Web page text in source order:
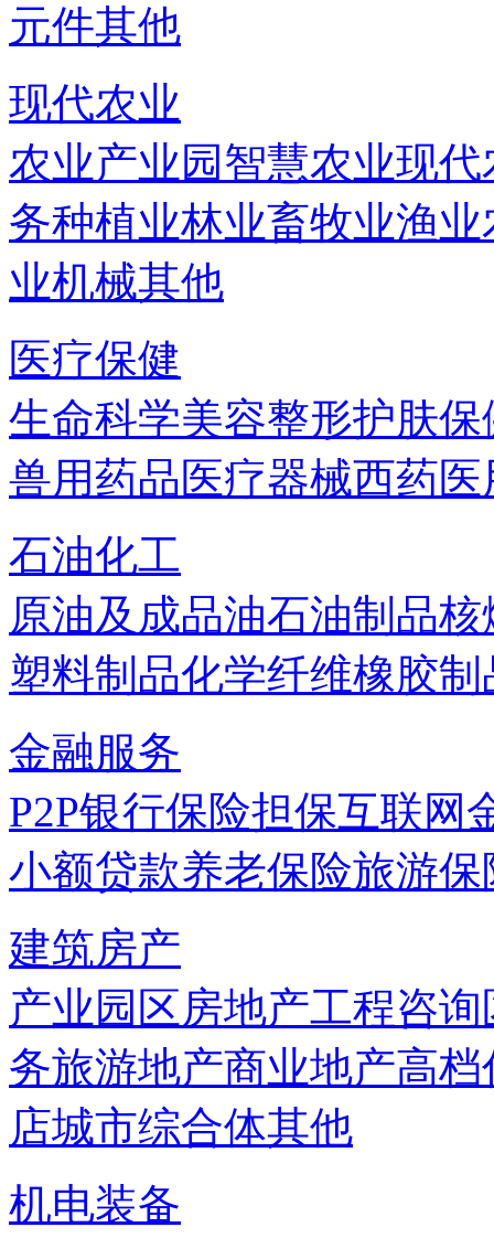
元件其他
现代农业
农业产业园智慧农业现代
务种植业林业畜牧业渔业
业机械其他
医疗保健
生命科学美容整形护肤保
兽用药品医疗器械西药
石油化工
原油及成品油石油制品核
塑料制品化学纤维橡胶制
金融服务
P2P银行保险担保互联网
小额贷款养老保险旅游保
建筑房产
产业园区房地产工程咨询
务旅游地产商业地产高档
店城市综合体其他
机电装备